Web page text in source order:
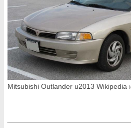
Mitsubishi Outlander u2013 Wikipedia